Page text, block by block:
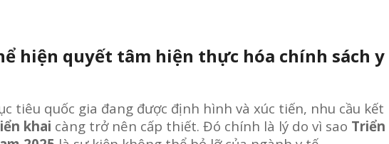
hiện quyết tâm hiện thực hóa chính sách y
tiêu quốc gia đang được định hình và xúc tiến, nhu cầu kết
khai càng trở nên cấp thiết. Đó chính là lý do vì sao Triển